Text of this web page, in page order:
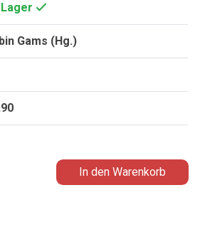
Gams (Hg.)
In den Warenkorb